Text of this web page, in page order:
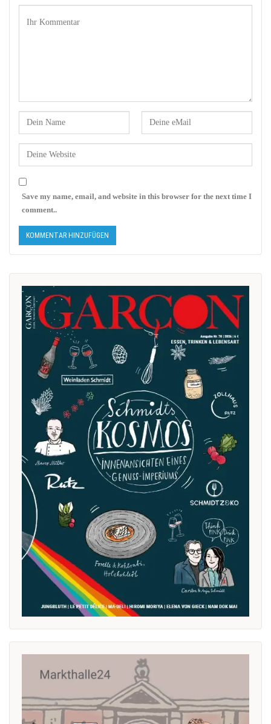
Save my name, email, and website in this browser for the next time I
comment..